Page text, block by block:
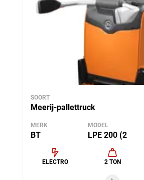
SOORT
Meerij-pallettruck
MERK
BT
MODEL
LPE 200 (2
ELECTRO 2 TON